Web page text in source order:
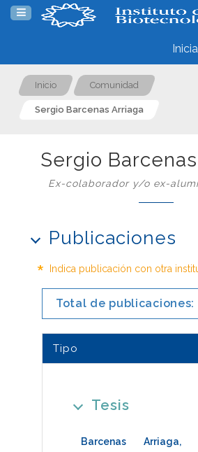
Inicio Comunidad
Sergio Barcenas Arriaga
Sergio
Ex-colaborador y/o ex-
Publicaciones
* Indica publicación con otra
Total de publicaciones:
Tipo
Tesis
Barcenas Arriaga,